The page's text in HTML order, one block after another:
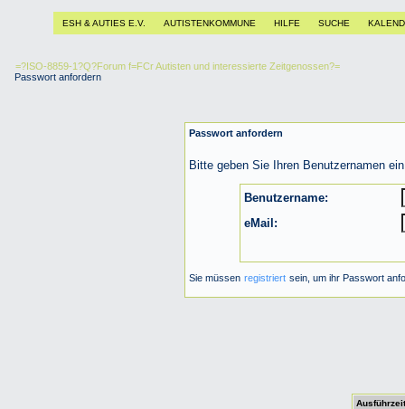
ESH & AUTIES E.V. AUTISTENKOMMUNE HILFE SUCHE
=?ISO-8859-1?Q?Forum f=FCr Autisten und interessierte Zeitgenossen?=
Passwort anfordern
Passwort anfordern
Bitte geben Sie Ihren Benutzernamen
Benutzername:
eMail:
Sie müssen registriert sein, um ihr Passwort